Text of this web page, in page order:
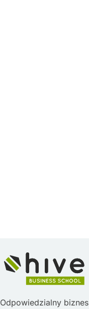
Odpowiedzialny biznes